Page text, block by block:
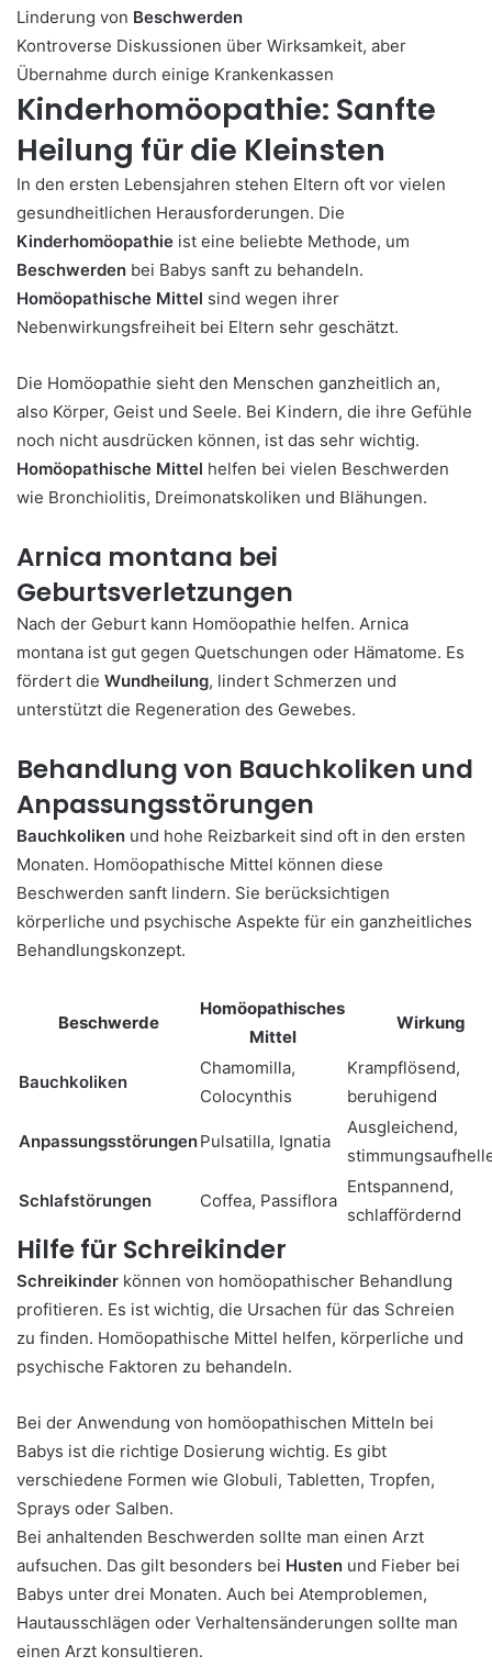
Linderung von Beschwerden
Kontroverse Diskussionen über Wirksamkeit, aber
Übernahme durch einige Krankenkassen
Kinderhomöopathie: Sanfte
Heilung für die Kleinsten
In den ersten Lebensjahren stehen Eltern oft vor vielen
gesundheitlichen Herausforderungen. Die
Kinderhomöopathie ist eine beliebte Methode, um
Beschwerden bei Babys sanft zu behandeln.
Homöopathische Mittel sind wegen ihrer
Nebenwirkungsfreiheit bei Eltern sehr geschätzt.
Die Homöopathie sieht den Menschen ganzheitlich an,
also Körper, Geist und Seele. Bei Kindern, die ihre Gefühle
noch nicht ausdrücken können, ist das sehr wichtig.
Homöopathische Mittel helfen bei vielen Beschwerden
wie Bronchiolitis, Dreimonatskoliken und Blähungen.
Arnica montana bei
Geburtsverletzungen
Nach der Geburt kann Homöopathie helfen. Arnica
montana ist gut gegen Quetschungen oder Hämatome. Es
fördert die Wundheilung, lindert Schmerzen und
unterstützt die Regeneration des Gewebes.
Behandlung von Bauchkoliken und
Anpassungsstörungen
Bauchkoliken und hohe Reizbarkeit sind oft in den ersten
Monaten. Homöopathische Mittel können diese
Beschwerden sanft lindern. Sie berücksichtigen
körperliche und psychische Aspekte für ein ganzheitliches
Behandlungskonzept.
Beschwerde
Homöopathisches
Mittel
Wirkung
Bauchkoliken
Chamomilla,
Colocynthis
Krampflösend,
beruhigend
AnpassungsstörungenPulsatilla, Ignatia
Ausgleichend,
Schlafstörungen Coffea, Passiflora
Entspannend,
schlaffördernd
Hilfe für Schreikinder
Schreikinder können von homöopathischer Behandlung
profitieren. Es ist wichtig, die Ursachen für das Schreien
zu finden. Homöopathische Mittel helfen, körperliche und
psychische Faktoren zu behandeln.
Bei der Anwendung von homöopathischen Mitteln bei
Babys ist die richtige Dosierung wichtig. Es gibt
verschiedene Formen wie Globuli, Tabletten, Tropfen,
Sprays oder Salben.
Bei anhaltenden Beschwerden sollte man einen Arzt
aufsuchen. Das gilt besonders bei Husten und Fieber bei
Babys unter drei Monaten. Auch bei Atemproblemen,
Hautausschlägen oder Verhaltensänderungen sollte man
einen Arzt konsultieren.